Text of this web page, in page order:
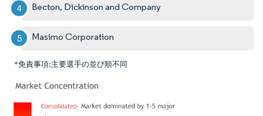
Becton, Dickinson and Company
Masimo Corporation
*免責事項:主要選手の並び順不同